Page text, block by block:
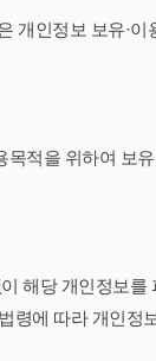
개인정보 보유·
적을 위하여 보
해당 개인정보를
에 따라 개인정